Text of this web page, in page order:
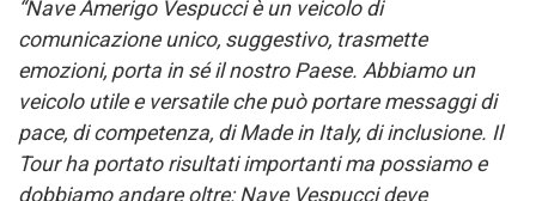
“Nave Amerigo Vespucci è un veicolo di
comunicazione unico, suggestivo, trasmette
emozioni, porta in sé il nostro Paese. Abbiamo un
veicolo utile e versatile che può portare messaggi di
pace, di competenza, di Made in Italy, di inclusione. Il
Tour ha portato risultati importanti ma possiamo e
dobbiamo andare oltre: Nave Vespucci deve